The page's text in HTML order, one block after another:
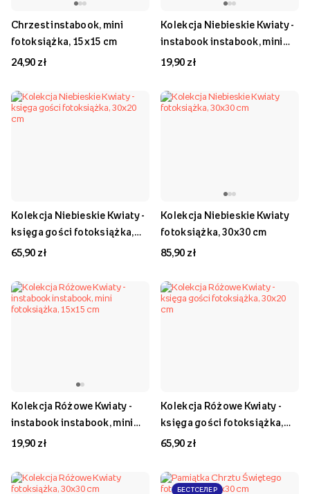
Chrzest instabook, mini
fotoksiążka, 15x15 cm
24,90 zł
Kolekcja Niebieskie Kwiaty -
instabook instabook, mini
fotoksiążka, 15x15 cm
19,90 zł
Kolekcja Niebieskie Kwiaty -
księga gości fotoksiążka,
30x20 cm
65,90 zł
Kolekcja Niebieskie Kwiaty
fotoksiążka, 30x30 cm
85,90 zł
Kolekcja Różowe Kwiaty -
instabook instabook, mini
fotoksiążka, 15x15 cm
19,90 zł
Kolekcja Różowe Kwiaty -
księga gości fotoksiążka,
30x20 cm
65,90 zł
БЕСТСЕЛЕР